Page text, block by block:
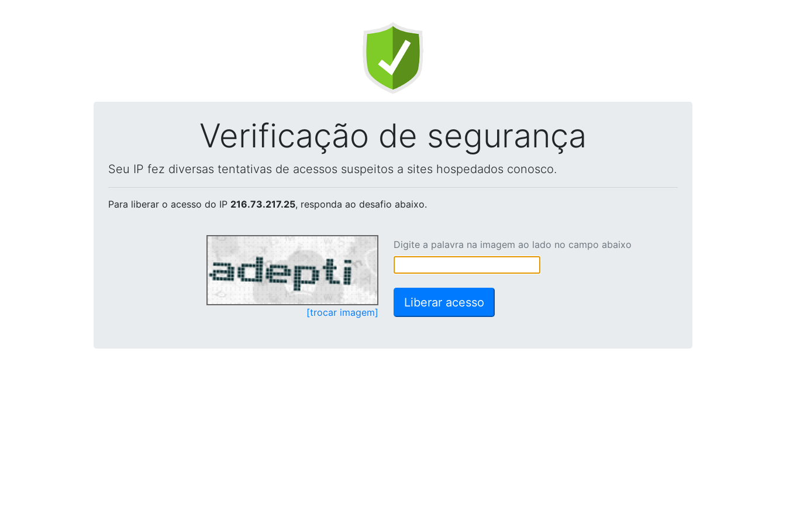
Verificação de segurança
Seu IP fez diversas tentativas de acessos suspeitos a sites hospedados conosco.
Para liberar o acesso do IP 216.73.217.25, responda ao desafio abaixo.
[trocar imagem]
Digite a palavra na imagem ao lado no campo abaixo